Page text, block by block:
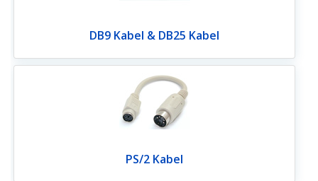
DB9 Kabel & DB25 Kabel
PS/2 Kabel